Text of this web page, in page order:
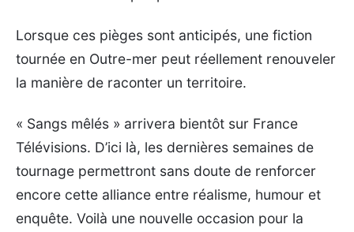
Lorsque ces pièges sont anticipés, une fiction
tournée en Outre-mer peut réellement renouveler
la manière de raconter un territoire.
« Sangs mêlés » arrivera bientôt sur France
Télévisions. D’ici là, les dernières semaines de
tournage permettront sans doute de renforcer
encore cette alliance entre réalisme, humour et
enquête. Voilà une nouvelle occasion pour la